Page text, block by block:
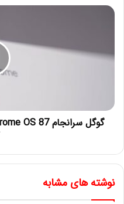
نوشته های مشابه